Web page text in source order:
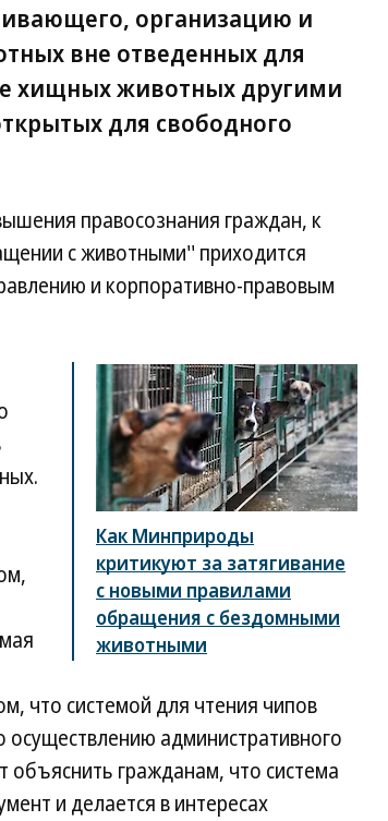
организацию и
вне отведенных для
хищных животных другими
для свободного
правосознания граждан, к
с животными'' приходится
и корпоративно-правовым
Как Минприроды
критикуют за затягивание
с новыми правилами
обращения с бездомными
животными
что системой для чтения чипов
административного
гражданам, что система
и делается в интересах